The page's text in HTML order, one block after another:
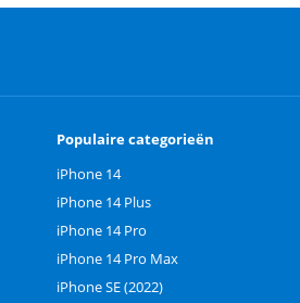
Populaire categorieën
iPhone 14
iPhone 14 Plus
iPhone 14 Pro
iPhone 14 Pro Max
iPhone SE (2022)